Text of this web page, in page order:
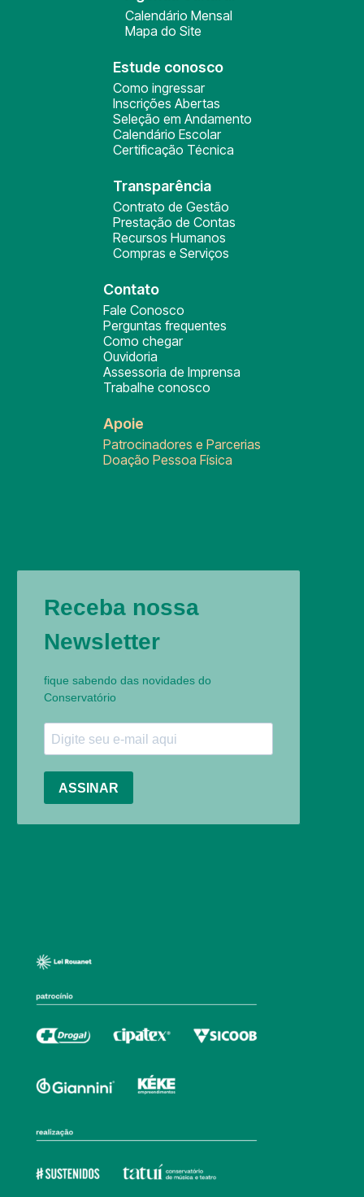
Calendário Mensal
Mapa do Site
Estude conosco
Como ingressar
Inscrições Abertas
Seleção em Andamento
Calendário Escolar
Certificação Técnica
Transparência
Contrato de Gestão
Prestação de Contas
Recursos Humanos
Compras e Serviços
Contato
Fale Conosco
Perguntas frequentes
Como chegar
Ouvidoria
Assessoria de Imprensa
Trabalhe conosco
Apoie
Patrocinadores e Parcerias
Doação Pessoa Física